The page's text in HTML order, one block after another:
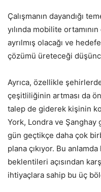
Çalışmanın dayandığı
yılında mobilite
ayrılmış olacağı ve
çözümü üreteceği
Ayrıca, özellikle
çeşitliliğinin artması da
talep de giderek kişinin
York, Londra ve
gün geçtikçe daha çok
plana çıkıyor. Bu
beklentileri açısından
ihtiyaçlara sahip bu üç